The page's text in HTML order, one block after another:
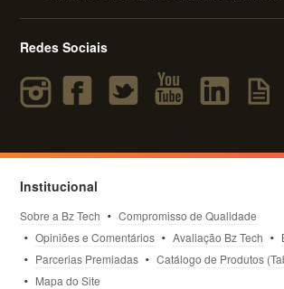
Redes Sociais
Institucional
Sobre a Bz Tech
Compromisso de Qualidade
Opiniões e Comentários
Avaliação Bz Tech
Parcerias Premiadas
Catálogo de Produtos
Mapa do Site